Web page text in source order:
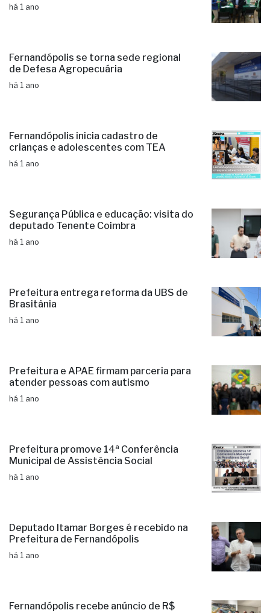
há 1 ano
Fernandópolis se torna sede regional
de Defesa Agropecuária
há 1 ano
Fernandópolis inicia cadastro de
crianças e adolescentes com TEA
há 1 ano
Segurança Pública e educação: visita do
deputado Tenente Coimbra
há 1 ano
Prefeitura entrega reforma da UBS de
Brasitânia
há 1 ano
Prefeitura e APAE firmam parceria para
atender pessoas com autismo
há 1 ano
Prefeitura promove 14ª Conferência
Municipal de Assistência Social
há 1 ano
Deputado Itamar Borges é recebido na
Prefeitura de Fernandópolis
há 1 ano
Fernandópolis recebe anúncio de R$